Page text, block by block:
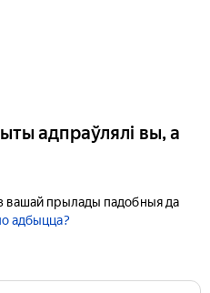
адпраўлялі вы, а
вашай прылады падобныя да
адбыцца?